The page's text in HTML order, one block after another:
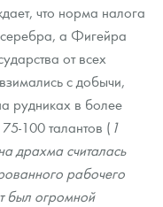
что норма налога
серебра, а Фигейра
от всех
с добычи,
рудниках в более
100 талантов ( 1
драхма считалась
рабочего
был огромной